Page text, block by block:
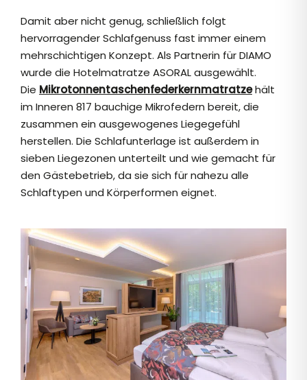
Damit aber nicht genug, schließlich folgt
hervorragender Schlafgenuss fast immer einem
mehrschichtigen Konzept. Als Partnerin für DIAMO
wurde die Hotelmatratze ASORAL ausgewählt.
Die Mikrotonnentaschenfederkernmatratzehält
im Inneren 817 bauchige Mikrofedern bereit, die
zusammen ein ausgewogenes Liegegefühl
herstellen. Die Schlafunterlage ist außerdem in
sieben Liegezonen unterteilt und wie gemacht für
den Gästebetrieb, da sie sich für nahezu alle
Schlaftypen und Körperformen eignet.